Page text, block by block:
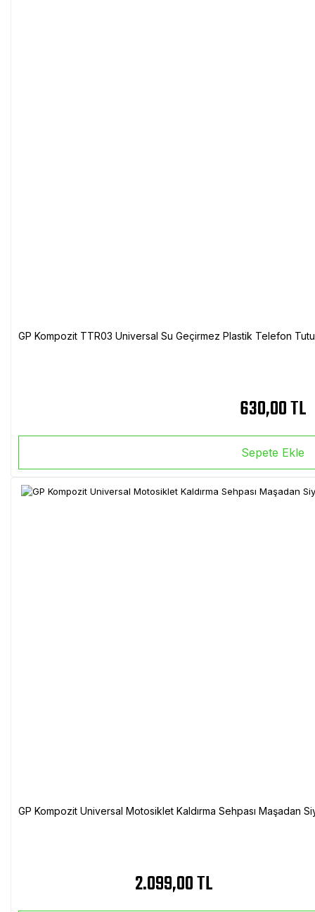
GP Kompozit TTR03 Universal Su Geçirmez Plastik Telefon
630,00 TL
Sepete Ekle
GP Kompozit Universal Motosiklet Kaldırma Sehpası Maşadan
2.099,00 TL